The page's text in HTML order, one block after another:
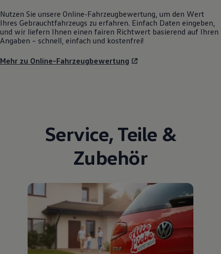
Nutzen Sie unsere Online-Fahrzeugbewertung, um den Wert
Ihres Gebrauchtfahrzeugs zu erfahren. Einfach Daten eingeben,
und wir liefern Ihnen einen fairen Richtwert basierend auf Ihren
Angaben – schnell, einfach und kostenfrei!
Mehr zu Online-Fahrzeugbewertung
Service, Teile &
Zubehör